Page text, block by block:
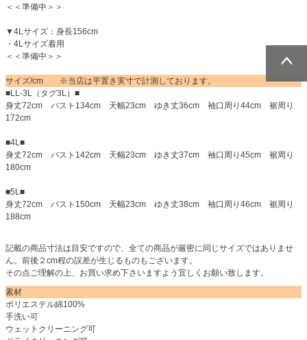
＜＜準備中＞＞
▼4Lサイズ：身長156cm
・4Lサイズ着用
＜＜準備中＞＞
サイズ/cm ※当店は平置き実寸で計測しております。
■LL-3L（タグ3L）■
身丈72cm バスト134cm 天幅23cm ゆき丈36cm 袖口周り44cm 裾周り
172cm
■4L■
身丈72cm バスト142cm 天幅23cm ゆき丈37cm 袖口周り45cm 裾周り
180cm
■5L■
身丈72cm バスト150cm 天幅23cm ゆき丈38cm 袖口周り46cm 裾周り
188cm
記載の商品寸法は目安ですので、全ての商品が厳密に同じサイズではありませ
ん。前後２cm程の誤差が生じるものもございます。
その点ご理解の上、お買い求め下さいますよう宜しくお願い致します。
素材
ポリエステル綿100%
手洗い可
ウェットクリーニング可
ページトッ
ページトッ